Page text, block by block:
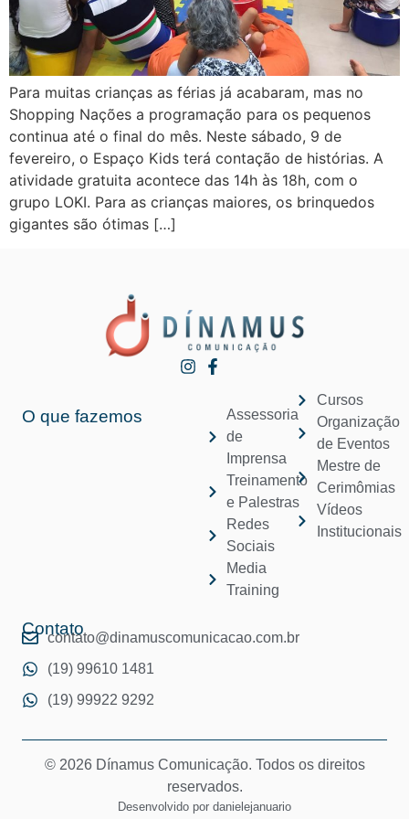
Para muitas crianças as férias já acabaram, mas no
Shopping Nações a programação para os pequenos
continua até o final do mês. Neste sábado, 9 de
fevereiro, o Espaço Kids terá contação de histórias. A
atividade gratuita acontece das 14h às 18h, com o
grupo LOKI. Para as crianças maiores, os brinquedos
gigantes são ótimas […]
O que fazemos
Assessoria
de
Imprensa
Treinamento
e Palestras
Redes
Sociais
Media
Training
Cursos
Organização
de Eventos
Mestre de
Cerimômias
Vídeos
Institucionais
Contato
contato@dinamuscomunicacao.com.br
(19) 99610 1481
(19) 99922 9292
© 2026 Dínamus Comunicação. Todos os direitos
reservados.
Desenvolvido por danielejanuario